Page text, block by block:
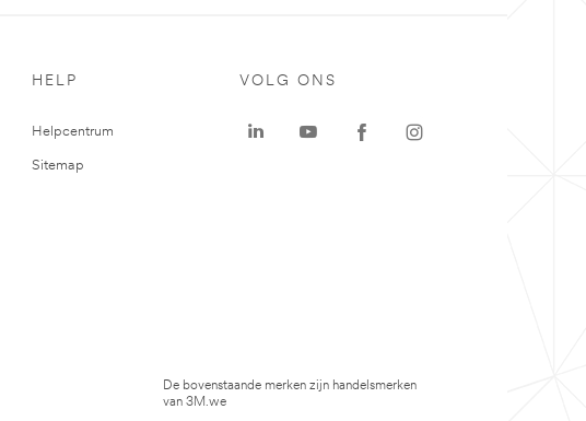
HELP
Helpcentrum
Sitemap
VOLG ONS
De bovenstaande merken zijn handelsmerken
van 3M.we